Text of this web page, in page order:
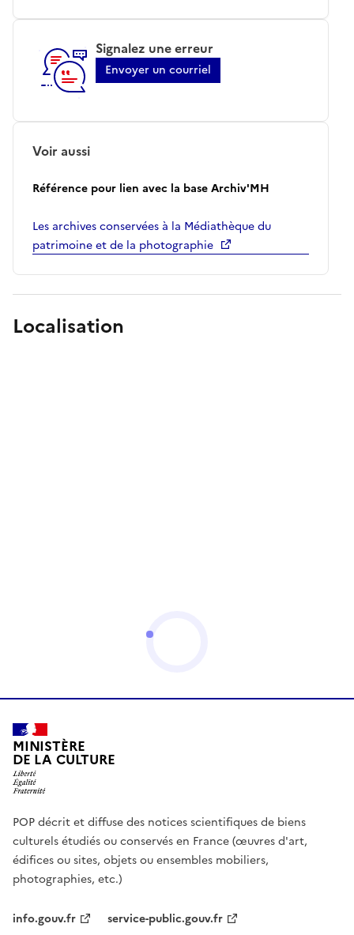
Signalez une erreur
Envoyer un courriel
Voir aussi
Référence pour lien avec la base Archiv'MH
Les archives conservées à la Médiathèque du
patrimoine et de la photographie
Localisation
MINISTÈRE
DE LA CULTURE
POP décrit et diffuse des notices scientifiques de biens
culturels étudiés ou conservés en France (œuvres d'art,
édifices ou sites, objets ou ensembles mobiliers,
photographies, etc.)
info.gouv.fr service-public.gouv.fr